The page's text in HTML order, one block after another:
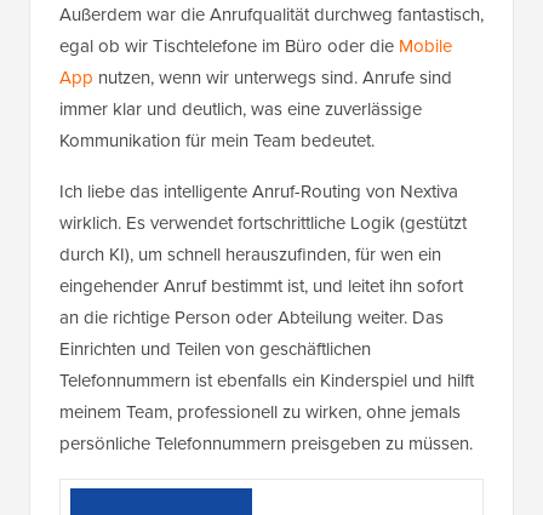
Außerdem war die Anrufqualität durchweg fantastisch,
egal ob wir Tischtelefone im Büro oder die Mobile
App nutzen, wenn wir unterwegs sind. Anrufe sind
immer klar und deutlich, was eine zuverlässige
Kommunikation für mein Team bedeutet.
Ich liebe das intelligente Anruf-Routing von Nextiva
wirklich. Es verwendet fortschrittliche Logik (gestützt
durch KI), um schnell herauszufinden, für wen ein
eingehender Anruf bestimmt ist, und leitet ihn sofort
an die richtige Person oder Abteilung weiter. Das
Einrichten und Teilen von geschäftlichen
Telefonnummern ist ebenfalls ein Kinderspiel und hilft
meinem Team, professionell zu wirken, ohne jemals
persönliche Telefonnummern preisgeben zu müssen.